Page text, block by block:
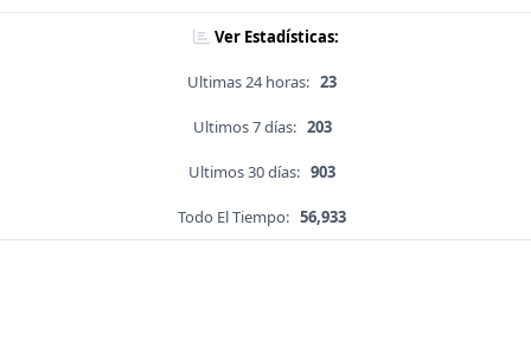
Ver Estadísticas:
Ultimas 24 horas: 23
Ultimos 7 días: 203
Ultimos 30 días: 903
Todo El Tiempo: 56,933